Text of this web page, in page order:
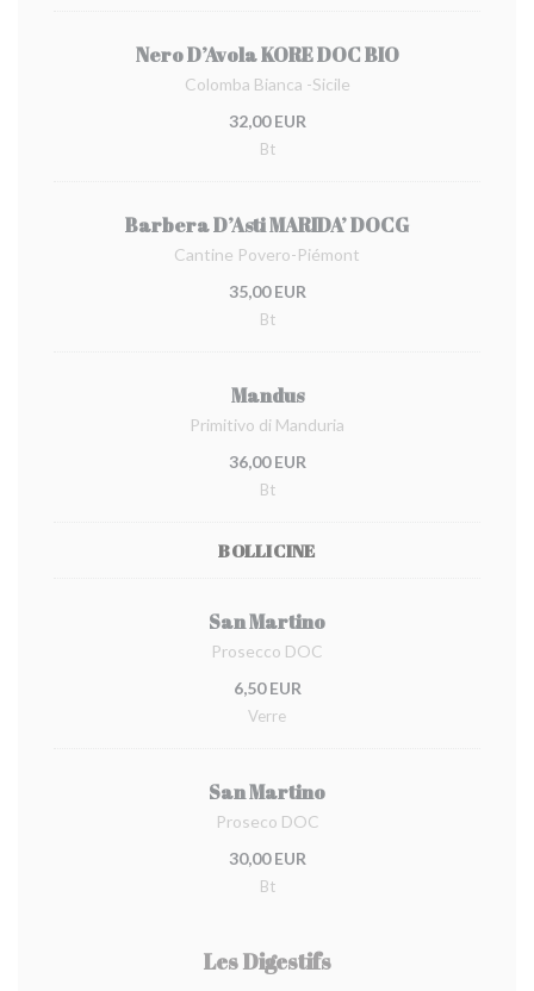
Nero D’Avola KORE DOC BIO
Colomba Bianca -Sicile
32,00 EUR
Bt
Barbera D’Asti MARIDA’ DOCG
Cantine Povero-Piémont
35,00 EUR
Bt
Mandus
Primitivo di Manduria
36,00 EUR
Bt
BOLLICINE
San Martino
Prosecco DOC
6,50 EUR
Verre
San Martino
Proseco DOC
30,00 EUR
Bt
Les Digestifs